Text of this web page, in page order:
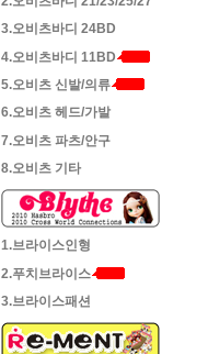
3.오비츠바디 24BD
4.오비츠바디 11BD
5.오비츠 신발/의류
6.오비츠 헤드/가발
7.오비츠 파츠/안구
8.오비츠 기타
1.브라이스인형
2.푸치브라이스
3.브라이스패션